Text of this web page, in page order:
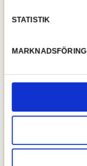
STATISTIK
MARKNADSFÖRING